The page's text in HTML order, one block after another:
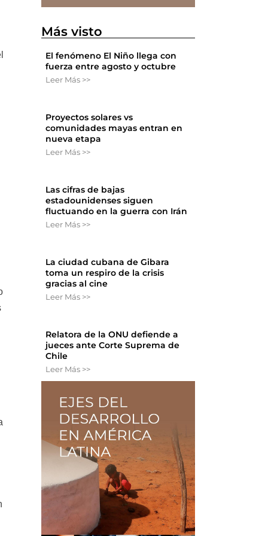
Más visto
El fenómeno El Niño llega con
fuerza entre agosto y octubre
Leer Más >>
Proyectos solares vs
comunidades mayas entran en
nueva etapa
Leer Más >>
Las cifras de bajas
estadounidenses siguen
fluctuando en la guerra con Irán
Leer Más >>
La ciudad cubana de Gibara
toma un respiro de la crisis
gracias al cine
Leer Más >>
Relatora de la ONU defiende a
jueces ante Corte Suprema de
Chile
Leer Más >>